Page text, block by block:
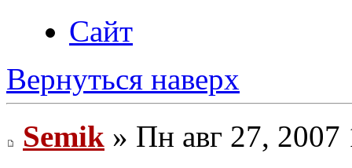
Сайт
Вернуться наверх
Semik » Пн авг 27, 2007